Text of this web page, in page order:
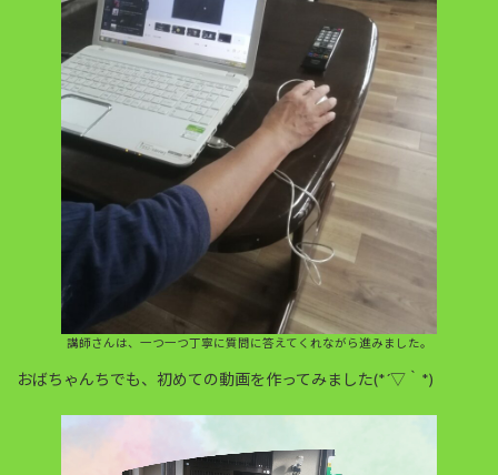
講師さんは、一つ一つ丁寧に質問に答えてくれながら進みました。
おばちゃんちでも、初めての動画を作ってみました(*´▽｀*)